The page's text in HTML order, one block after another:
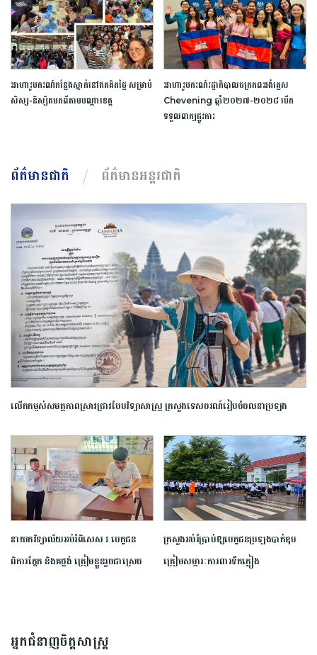
អាហារូបករណ៍​កន្លែង​ស្នាក់​នៅ​ឥត​គិត​ថ្លៃ​ ​សម្រាប់​
សិស្ស​-​និស្សិត​មកពី​តាម​បណ្តា​ខេត្ត​
អាហារូបករណ៍​រដ្ឋាភិបាល​ចក្រភព​អង់គ្លេស​ ​
Chevening​ ​ឆ្នាំ​២០២៧​-​២០២៨​ ​បើក​
ទទួល​ពាក្យ​ផ្លូវការ​
ព័ត៌មានជាតិ ព័ត៌មានអន្តរជាតិ
លើកកម្ពស់​សមត្ថភាព​ស្រាវជ្រាវ​បែប​វិទ្យាសាស្ត្រ​ ក្រសួង​ទេសចរណ៍​រៀបចំ​ចលនា​ប្រឡង​
នាយក​វិទ្យាល័យ​អប់រំ​ពិសេស​ ​៖ ​បេក្ខជន​
ពិការ​ភ្នែក​ និង​គថ្លង់​ ត្រៀមខ្លួន​រួច​ជាស្រេច​
ក្រសួង​អប់រំ​ប្រាប់​ឱ្យ​បេក្ខជន​ប្រឡង​បាក់ឌុប​
ត្រៀម​សម្ភារៈ​ការពារ​ទឹកភ្លៀង​
អ្នកជំនាញចិត្តសាស្រ្ត